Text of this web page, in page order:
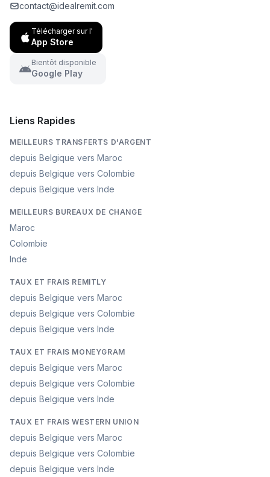
contact@idealremit.com
Télécharger sur l'
App Store
Bientôt disponible
Google Play
Liens Rapides
MEILLEURS TRANSFERTS D'ARGENT
depuis Belgique vers Maroc
depuis Belgique vers Colombie
depuis Belgique vers Inde
MEILLEURS BUREAUX DE CHANGE
Maroc
Colombie
Inde
TAUX ET FRAIS REMITLY
depuis Belgique vers Maroc
depuis Belgique vers Colombie
depuis Belgique vers Inde
TAUX ET FRAIS MONEYGRAM
depuis Belgique vers Maroc
depuis Belgique vers Colombie
depuis Belgique vers Inde
TAUX ET FRAIS WESTERN UNION
depuis Belgique vers Maroc
depuis Belgique vers Colombie
depuis Belgique vers Inde